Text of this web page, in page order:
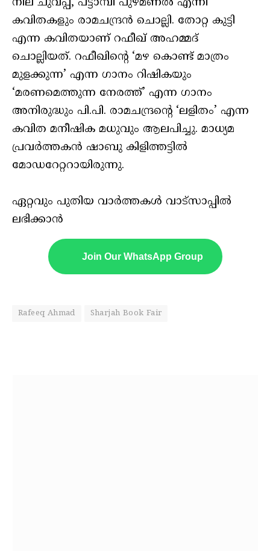
കവിതകളും രാമചന്ദ്രൻ ചൊല്ലി. തോറ്റ കുട്ടി
എന്ന കവിതയാണ് റഫീഖ് അഹമ്മദ്
ചൊല്ലിയത്. റഫീഖിന്‍റെ ‘മഴ കൊണ്ട് മാത്രം
മുളക്കുന്ന’ എന്ന ഗാനം റിഷികയും
‘മരണമെത്തുന്ന നേരത്ത്’ എന്ന ഗാനം
അനിരുദ്ധും പി.പി. രാമചന്ദ്രന്‍റെ ‘ലളിതം’ എന്ന
കവിത മനീഷിക മധുവും ആലപിച്ചു. മാധ്യമ
പ്രവർത്തകൻ ഷാബു കിളിത്തട്ടിൽ
മോഡറേറ്ററായിരുന്നു.
ഏറ്റവും പുതിയ വാർത്തകൾ വാട്സാപ്പിൽ
ലഭിക്കാൻ
Join Our WhatsApp Group
Rafeeq Ahmad Sharjah Book Fair